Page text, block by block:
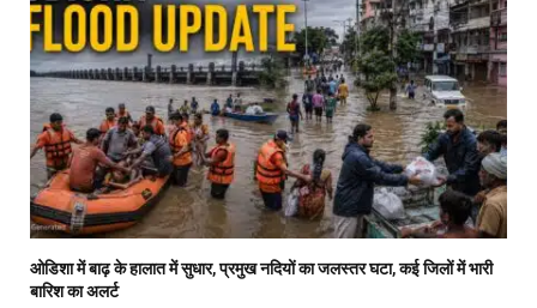
ओडिशा में बाढ़ के हालात में सुधार, प्रमुख नदियों का जलस्तर घटा, कई जिलों में भारी
बारिश का अलर्ट